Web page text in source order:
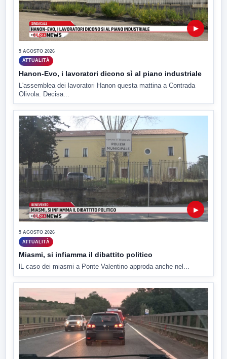
▶
5 AGOSTO 2026
ATTUALITÀ
Hanon-Evo, i lavoratori dicono sì al piano industriale
L'assemblea dei lavoratori Hanon questa mattina a Contrada
Olivola. Decisa...
▶
5 AGOSTO 2026
ATTUALITÀ
Miasmi, si infiamma il dibattito politico
lL caso dei miasmi a Ponte Valentino approda anche nel...